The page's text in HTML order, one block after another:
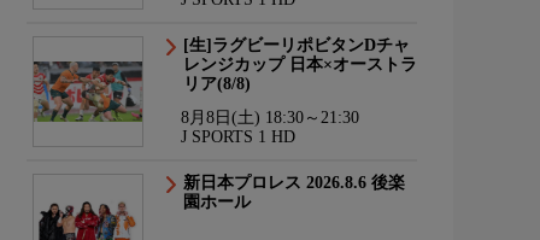
[生]ラグビーリポビタンDチャ
レンジカップ 日本×オーストラ
リア(8/8)
8月8日(土) 18:30～21:30
J SPORTS 1 HD
新日本プロレス 2026.8.6 後楽
園ホール